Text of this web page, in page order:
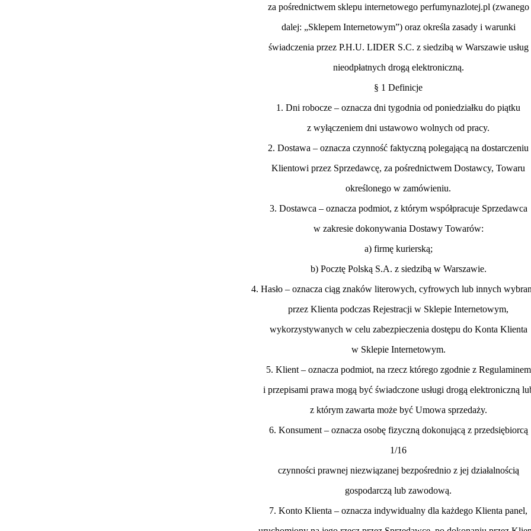
za pośrednictwem sklepu internetowego perfumynazlotej.pl (zwanego
dalej: „Sklepem Internetowym”) oraz określa zasady i warunki
świadczenia przez P.H.U. LIDER S.C. z siedzibą w Warszawie usług
nieodpłatnych drogą elektroniczną.
§ 1 Definicje
1. Dni robocze – oznacza dni tygodnia od poniedziałku do piątku
z wyłączeniem dni ustawowo wolnych od pracy.
2. Dostawa – oznacza czynność faktyczną polegającą na dostarczeniu
Klientowi przez Sprzedawcę, za pośrednictwem Dostawcy, Towaru
określonego w zamówieniu.
3. Dostawca – oznacza podmiot, z którym współpracuje Sprzedawca
w zakresie dokonywania Dostawy Towarów:
a) firmę kurierską;
b) Pocztę Polską S.A. z siedzibą w Warszawie.
4. Hasło – oznacza ciąg znaków literowych, cyfrowych lub innych
przez Klienta podczas Rejestracji w Sklepie Internetowym,
wykorzystywanych w celu zabezpieczenia dostępu do Konta Klienta
w Sklepie Internetowym.
5. Klient – oznacza podmiot, na rzecz którego zgodnie z Regulaminem
i przepisami prawa mogą być świadczone usługi drogą elektroniczną
z którym zawarta może być Umowa sprzedaży.
6. Konsument – oznacza osobę fizyczną dokonującą z przedsiębiorcą
1/16
czynności prawnej niezwiązanej bezpośrednio z jej działalnością
gospodarczą lub zawodową.
7. Konto Klienta – oznacza indywidualny dla każdego Klienta panel,